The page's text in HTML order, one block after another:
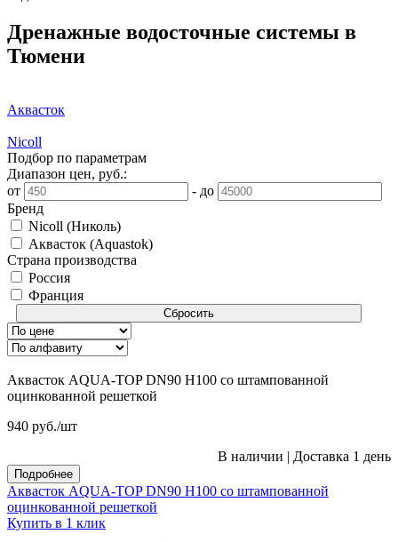
Дренажные водосточные системы в
Тюмени
Аквасток
Nicoll
Подбор по параметрам
Диапазон цен, руб.:
от
- до
Бренд
Nicoll (Николь)
Аквасток (Aquastok)
Страна производства
Россия
Франция
Сбросить
Аквасток AQUA-TOP DN90 H100 со штампованной
оцинкованной решеткой
940 руб./шт
В наличии | Доставка 1 день
Подробнее
Аквасток AQUA-TOP DN90 H100 со штампованной
оцинкованной решеткой
Купить в 1 клик